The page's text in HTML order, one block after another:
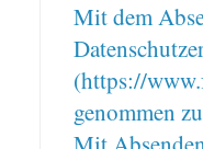
Mit dem
(https://
genommen